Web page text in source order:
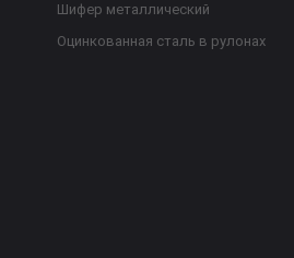
Шифер металлический
Оцинкованная сталь в рулонах